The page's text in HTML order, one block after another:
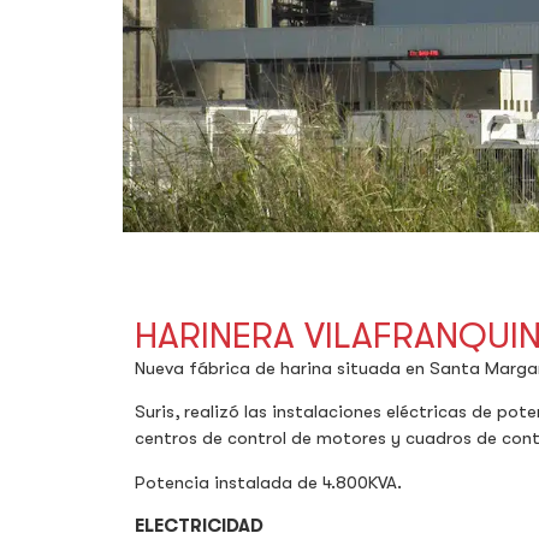
HARINERA
Nueva fábrica de harina situada en Santa
Suris, realizó las instalaciones eléctricas de
centros de control de motores y cuadros de
Potencia instalada de 4.800KVA.
ELECTRICIDAD